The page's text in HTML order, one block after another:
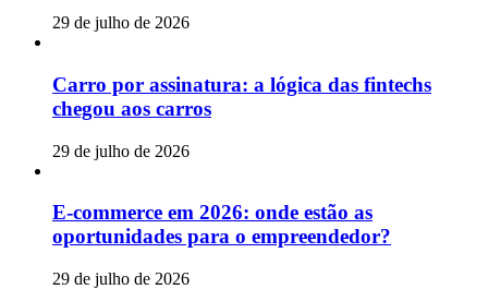
29 de julho de 2026
Carro por assinatura: a lógica das fintechs
chegou aos carros
29 de julho de 2026
E-commerce em 2026: onde estão as
oportunidades para o empreendedor?
29 de julho de 2026